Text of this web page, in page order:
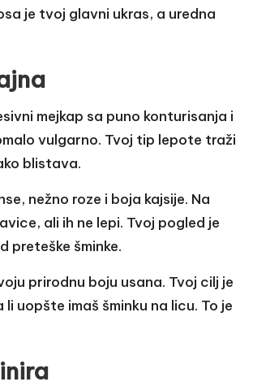
je tvoj glavni ukras, a uredna
mejkap sa puno konturisanja i
vulgarno. Tvoj tip lepote traži
blistava.
nežno roze i boja kajsije. Na
ali ih ne lepi. Tvoj pogled je
preteške šminke.
prirodnu boju usana. Tvoj cilj je
uopšte imaš šminku na licu. To je